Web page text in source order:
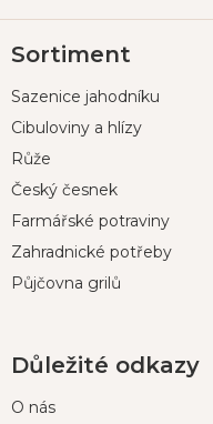
á
a
Sortiment
Sazenice jahodníku
Cibuloviny a hlízy
Růže
Český česnek
Farmářské potraviny
Zahradnické potřeby
Půjčovna grilů
Důležité odkazy
O nás